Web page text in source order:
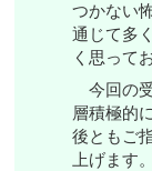
つかない
通じて多
く思って
今回の
層積極的
後ともご
上げます。